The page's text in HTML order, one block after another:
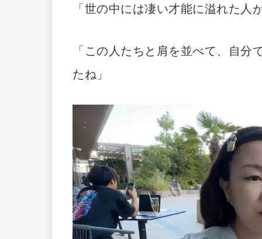
「世の中には凄い才能に溢れた
「この人たちと肩を並べて、自
たね」